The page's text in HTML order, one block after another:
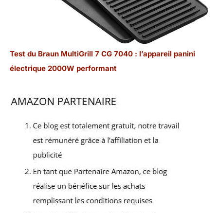
Test du Braun MultiGrill 7 CG 7040 : l’appareil panini
électrique 2000W performant